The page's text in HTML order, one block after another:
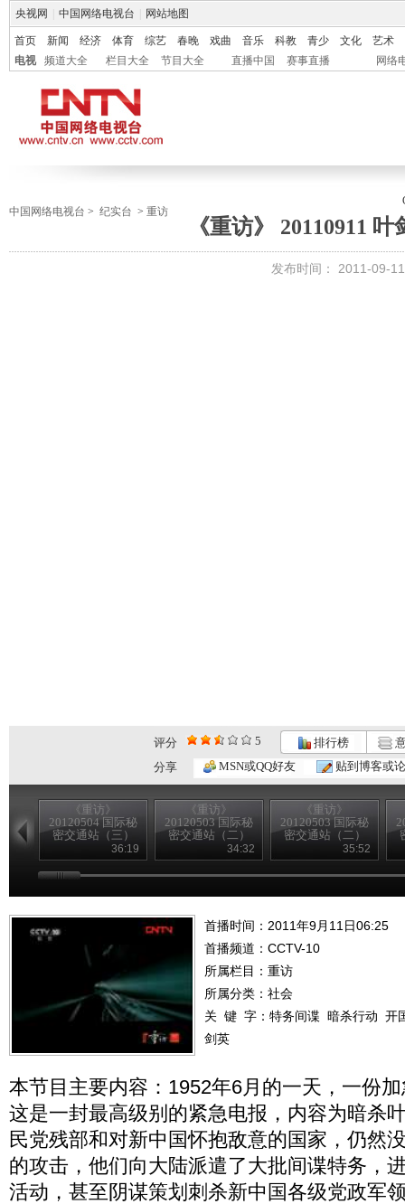
央视网 中国网络电视台 网站地图
首页 新闻 经济 体育 综艺 春晚 戏曲 音乐 科教 青少 文化
艺术
电视
频道大全 栏目大全 节目大全 直播中国 赛事直播 网络
中国网络电视台 > 纪实台 > 重访
《重访》 20110911
发布时间： 2011-09-
评分 5 排行榜
分享
MSN或QQ好友 贴到博客或
《重访》
20120504 国际秘
密交通站（三）
36:19
《重访》
20120503 国际秘
密交通站（二）
34:32
《重访》
20120503 国际秘
密交通站（二）
35:52
首播时间：2011年9月11日06:25
首播频道： CCTV-10
所属栏目： 重访
所属分类：社会
关 键 字： 特务间谍 暗杀行动 开
剑英
本节目主要内容：1952年6月的一天，一份
这是一封最高级别的紧急电报，内容为暗杀
民党残部和对新中国怀抱敌意的国家，仍然
的攻击，他们向大陆派遣了大批间谍特务，
活动，甚至阴谋策划刺杀新中国各级党政军